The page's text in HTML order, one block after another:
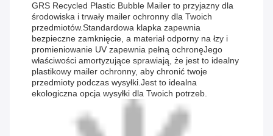
GRS Recycled Plastic Bubble Mailer to przyjazny dla
środowiska i trwały mailer ochronny dla Twoich
przedmiotów.Standardowa klapka zapewnia
bezpieczne zamknięcie, a materiał odporny na łzy i
promieniowanie UV zapewnia pełną ochronęJego
właściwości amortyzujące sprawiają, że jest to idealny
plastikowy mailer ochronny, aby chronić twoje
przedmioty podczas wysyłki.Jest to idealna
ekologiczna opcja wysyłki dla Twoich potrzeb.